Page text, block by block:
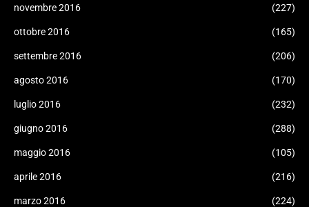
novembre 2016 (227)
ottobre 2016 (165)
settembre 2016 (206)
agosto 2016 (170)
luglio 2016 (232)
giugno 2016 (288)
maggio 2016 (105)
aprile 2016 (216)
marzo 2016 (224)